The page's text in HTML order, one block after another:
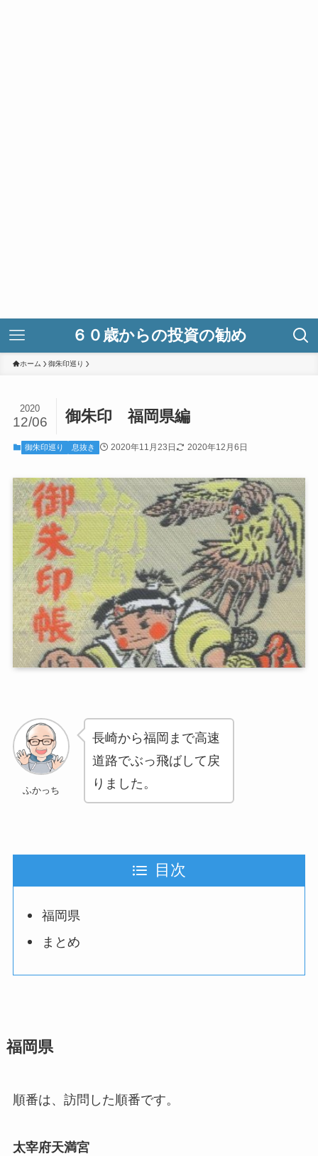
６０歳からの投資の勧め
ホーム 御朱印巡り
御朱印 福岡県編
2020
12/06
御朱印巡り 息抜き 2020年11月23日 2020年12月6日
ふかっち
長崎から福岡まで高速
道路でぶっ飛ばして戻
りました。
目次
福岡県
まとめ
福岡県
順番は、訪問した順番です。
太宰府天満宮